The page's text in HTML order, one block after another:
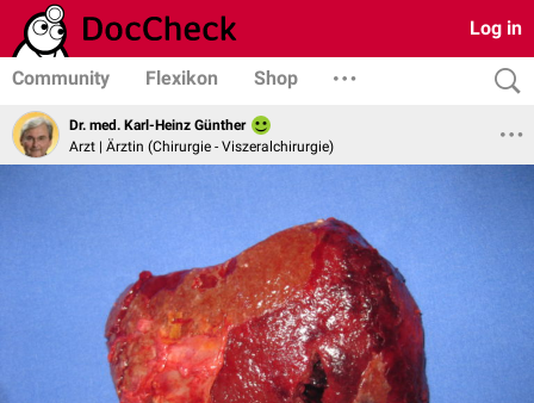
Log in
Community Flexikon Shop
Dr. med. Karl-Heinz Günther
Arzt | Ärztin (Chirurgie - Viszeralchirurgie)